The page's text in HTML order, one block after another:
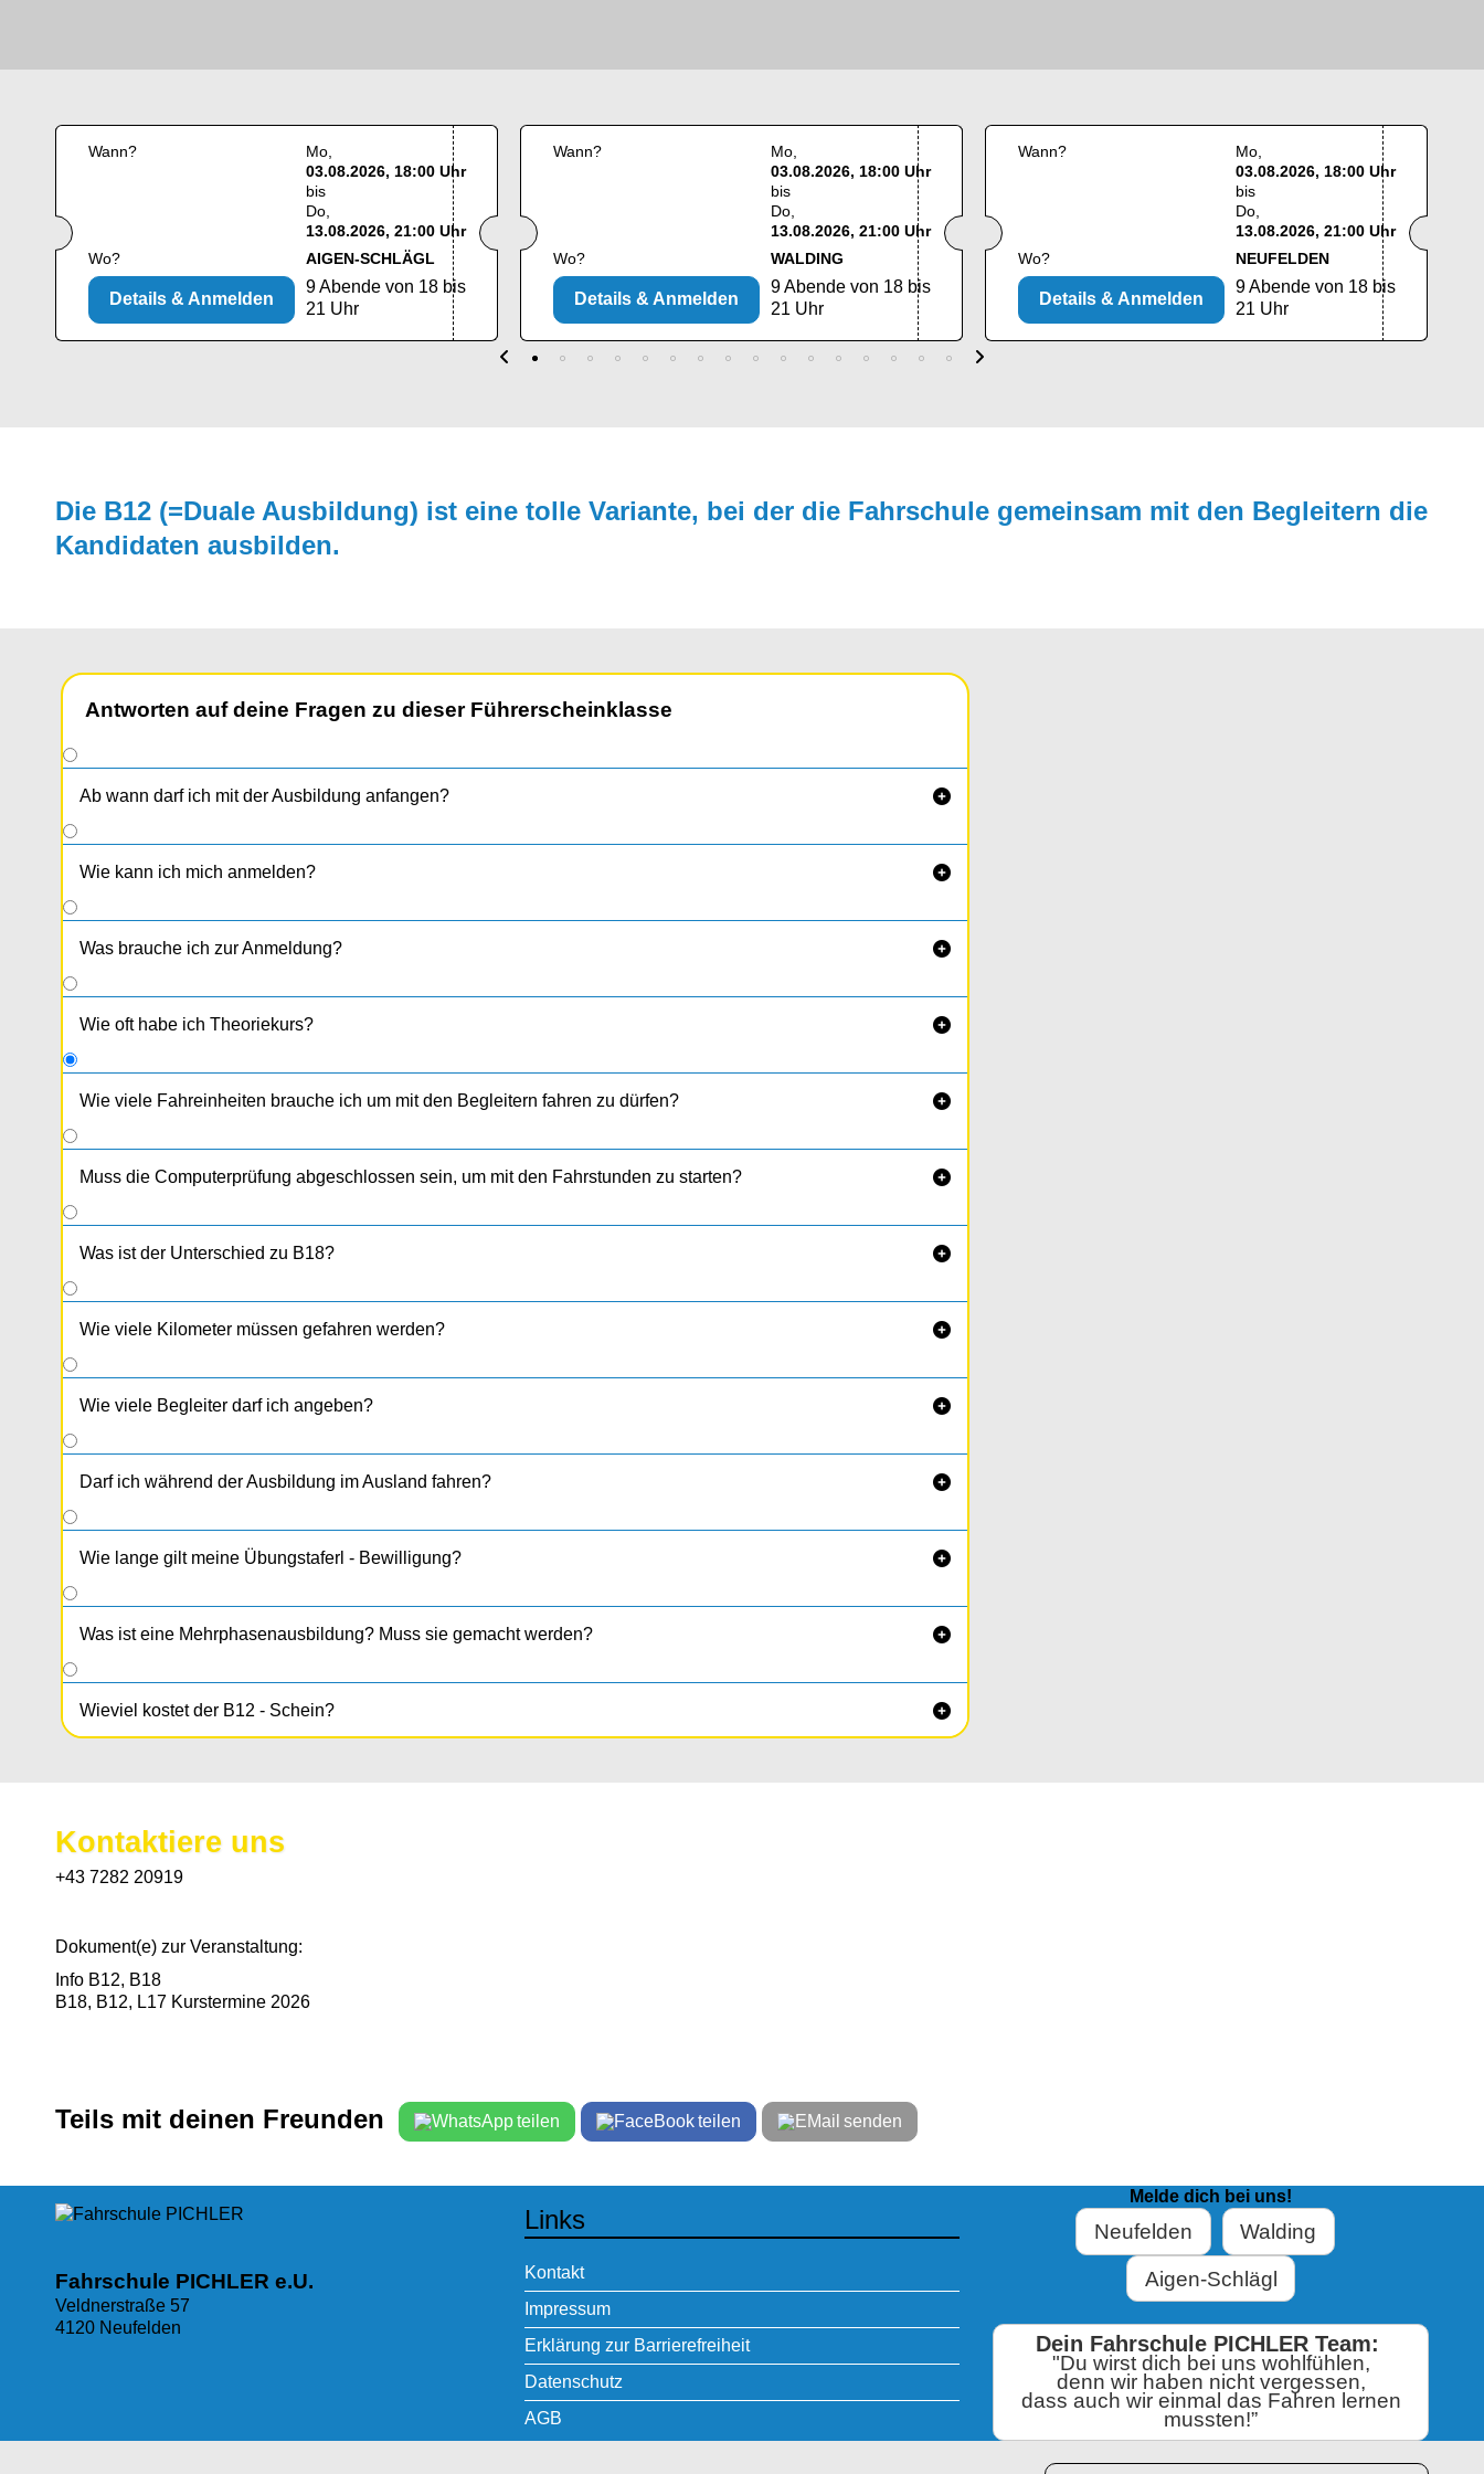
Wann?
Mo
03.08.2026, 18:00 Uhr
bis
Do
13.08.2026, 21:00 Uhr
Wo?
AIGEN-SCHLÄGL
9 Abende von 18 bis
21 Uhr
Details & Anmelden
Wann?
Mo
03.08.2026, 18:00 Uhr
bis
Do
13.08.2026, 21:00 Uhr
Wo?
WALDING
9 Abende von 18 bis
21 Uhr
Details & Anmelden
Wann?
Mo
03.08.2026, 18:00 Uhr
bis
Do
13.08.2026, 21:00 Uhr
Wo?
NEUFELDEN
9 Abende von 18 bis
21 Uhr
Details & Anmelden
Die B12 (=Duale Ausbildung) ist eine tolle Vari­ante, bei der die Fahrschule gemein­sam mit den Begleitern die
Kandida­ten aus­bilden.
Antworten auf deine Fragen zu dieser Führerscheinklasse
Ab wann darf ich mit der Ausbildung anfangen? 
Wie kann ich mich anmelden? 
Was brauche ich zur Anmeldung? 
Wie oft habe ich Theoriekurs? 
Wie viele Fahreinheiten brauche ich um mit den Begleitern fahren zu dürfen? 
Du brauchst zuerst6 Fahreinheiten, danach werden deine Begleiter eingeschult. Ein paar Tage später
bekommst du von der Behörde die Bewilligung und darfst schon loslegen.
Muss die Computerprüfung abgeschlossen sein, um mit den Fahrstunden zu starten? 
Was ist der Unterschied zu B18? 
Wie viele Kilometer müssen gefahren werden? 
Wie viele Begleiter darf ich angeben? 
Darf ich während der Ausbildung im Ausland fahren? 
Wie lange gilt meine Übungstaferl - Bewilligung? 
Was ist eine Mehrphasenausbildung? Muss sie gemacht werden? 
Wieviel kostet der B12 - Schein? 
Kontaktiere uns
+43 7282 20919
Dokument(e) zur Veranstaltung:
Info B12, B18
B18, B12, L17 Kurstermine 2026
Teils mit deinen Freunden teilen teilen senden
Fahrschule PICHLER e.U.
Veldnerstraße 57
4120 Neufelden
Links
Kontakt
Impressum
Erklärung zur Barrierefreiheit
Datenschutz
AGB
Melde dich bei uns!
Neufelden Walding
Aigen-Schlägl
Dein Fahrschule PICHLER Team:
"Du wirst dich bei uns wohlfühlen,
denn wir haben nicht vergessen,
dass auch wir einmal das Fahren lernen
mussten!”